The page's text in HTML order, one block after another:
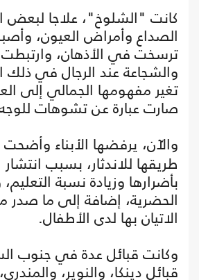
كانت "الشلوخ"، علاجا لبعض
الصداع وأمراض العيون،
ترسخت في الأذهان، وارتبطت
والشجاعة عند الرجال في
تغير مفهومها الجمالي إلى
صارت عبارة عن تشوهات
والآن، يرفضها الأبناء
طريقها للاندثار، بسبب
بأضرارها وزيادة نسبة
الحضرية، إضافة إلى ما صدر
الاتيان بها لدى الأطفال.
وكانت قبائل عدة في جنوب
قبائل دينكا، والنوير،